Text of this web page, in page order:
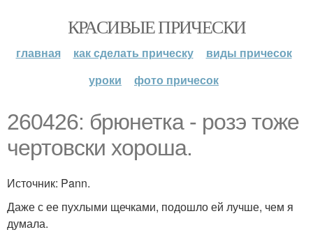
КРАСИВЫЕ ПРИЧЕСКИ
главная как сделать прическу
виды причесок
уроки
фото причесок
260426: брюнетка - розэ тоже
чертовски хороша.
Источник: Pann.
Даже с ее пухлыми щечками, подошло ей лучше, чем я
думала.